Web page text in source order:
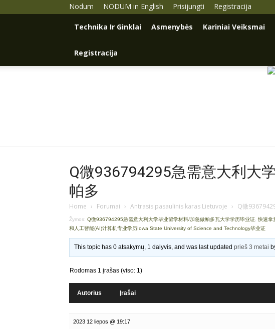
Nodum NODUM in English Prisijungti Registracija
Technika Ir Ginklai Asmenybės Kariniai Veiksmai
Registracija
Q微936794295急需意大利大
帕多
Home › Forumai › Antrasis pasaulinis karas Lietuvoje › Q微
Žymos: Q微936794295急需意大利大学毕业留学材料/加急做帕多瓦大学学历毕业证, 快速拿
和人工智能(AI)计算机专业学历Iowa State University of Science and Technology毕业证
This topic has 0 atsakymų, 1 dalyvis, and was last updatedprieš 3 metai
Rodomas 1 įrašas (viso: 1)
Autorius Įrašai
2023 12 liepos @ 19:17